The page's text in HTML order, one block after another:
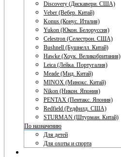
Discovery (Дискавери. США)
Veber (Вебер. Китай)
Konus (Конус. Италия)
Yukon (Юкон. Белоруссия)
Celestron (Селестрон. США)
Bushnell (Бушнелл. Китай)
Hawke (Хоук. Великобритания)
Leica (Лейка. Португалия)
Meade (Мид. Китай)
MINOX (Минокс. Китай)
Nikon (Никон. Япония)
PENTAX (Пентакс. Япония)
Redfield (Редфилд. США)
STURMAN (Штурман. Китай)
По назначению
Для детей
Для охоты и спорта